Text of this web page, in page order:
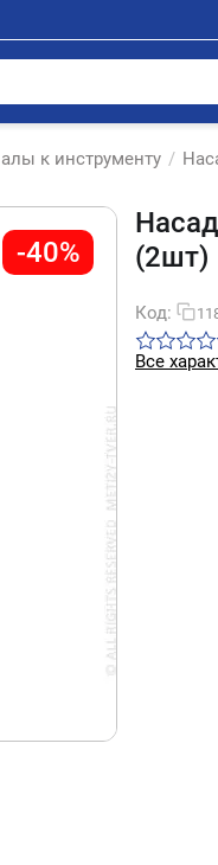
к инструменту /
-40%
(2шт)
Код:
Все